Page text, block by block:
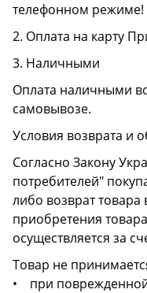
телефонном режиме!
2. Оплата на карту
3. Наличными
Оплата наличными
самовывозе.
Условия возврата и
Согласно Закону
потребителей"
либо возврат
приобретения
осуществляется за
Товар не
• при поврежденной